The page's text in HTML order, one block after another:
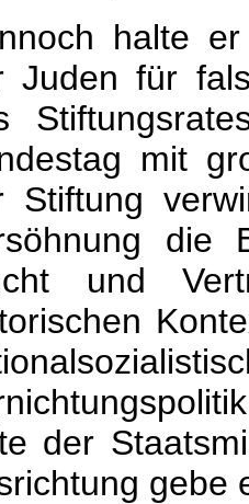
halte
Juden für
mit
Stiftung
die
und
der
gebe